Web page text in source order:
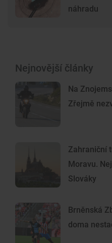
náhradu
Nejnovější články
Na
Zřejmě
Zahraniční
Moravu.
Slováky
Brněnská
doma